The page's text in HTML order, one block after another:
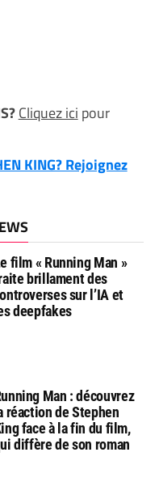
Cliquez ici pour
KING? Rejoignez
film « Running Man »
brillament des
sur l’IA et
deepfakes
Man : découvrez
réaction de Stephen
face à la fin du film,
diffère de son roman